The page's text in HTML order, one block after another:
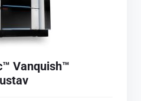
Vanquish™